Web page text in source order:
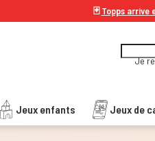
🃏Topps arrive
Je
Jeux enfants Jeux de